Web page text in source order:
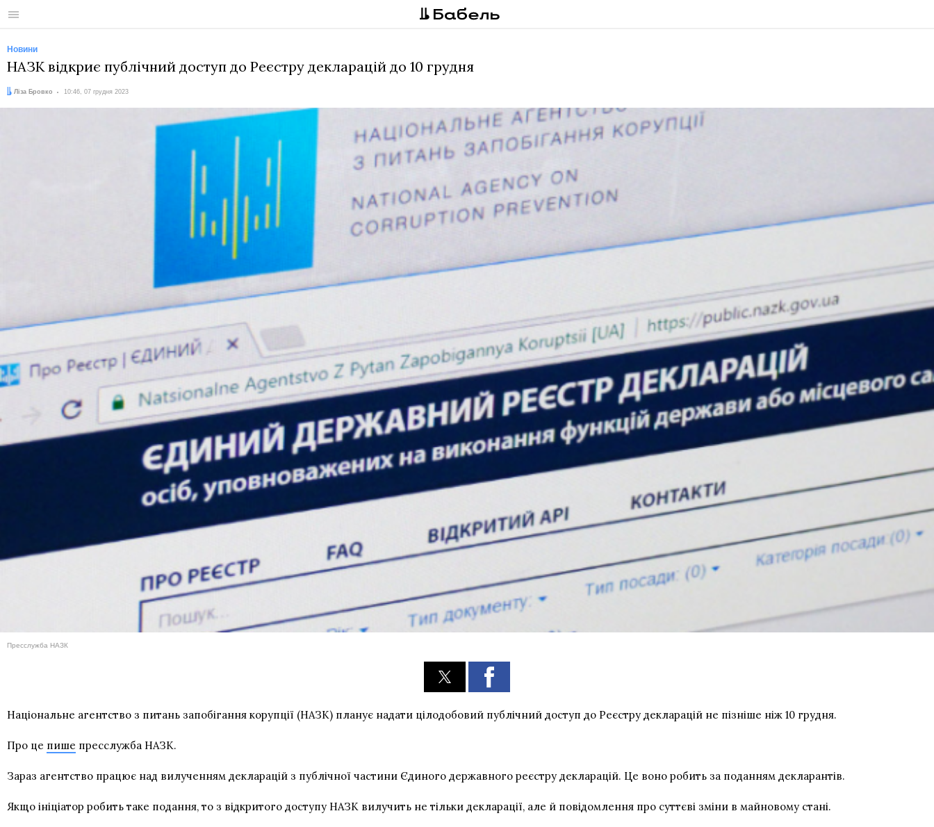
Меню
Новини
НАЗК відкриє публічний доступ до Реєстру декларацій до 10 грудня
Автор:
Ліза Бровко
Дата: 10:46, 07 грудня 2023
Пресслужба НАЗК
Національне агентство з питань запобігання корупції (НАЗК) планує надати цілодобовий публічний доступ до Реєстру декларацій не пізніше ніж 10 грудня.
Про це пише пресслужба НАЗК.
Зараз агентство працює над вилученням декларацій з публічної частини Єдиного державного реєстру декларацій. Це воно робить за поданням декларантів.
Якщо ініціатор робить таке подання, то з відкритого доступу НАЗК вилучить не тільки декларації, але й повідомлення про суттєві зміни в майновому стані.